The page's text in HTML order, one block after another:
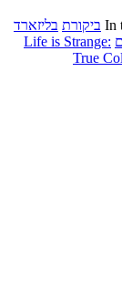
In ביקורת בליזארד
Life is Strange:
True